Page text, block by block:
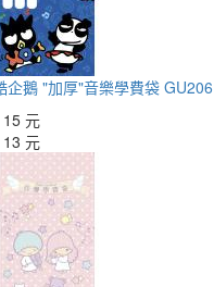
企鵝 "加厚"音樂學費袋 GU206
15 元
13 元